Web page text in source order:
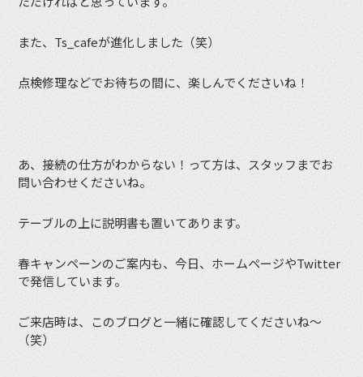
また、Ts_cafeが進化しました（笑）
点検修理などでお待ちの間に、楽しんでくださいね！
あ、接続の仕方がわからない！って方は、スタッフまでお
問い合わせくださいね。
テーブルの上に説明書も置いてあります。
春キャンペーンのご案内も、今日、ホームページやTwitter
で発信しています。
ご来店時は、このブログと一緒に確認してくださいね〜
（笑）